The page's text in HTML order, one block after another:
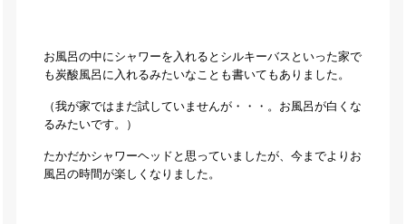
お風呂の中にシャワーを入れるとシルキーバスといった家で
も炭酸風呂に入れるみたいなことも書いてもありました。
（我が家ではまだ試していませんが・・・。お風呂が白くな
るみたいです。）
たかだかシャワーヘッドと思っていましたが、今までよりお
風呂の時間が楽しくなりました。